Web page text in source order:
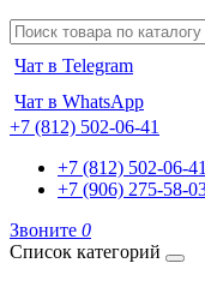
Чат в Telegram
Чат в WhatsApp
+7 (812) 502-06-41
+7 (812) 502-06-41
+7 (906) 275-58-
Звоните 0
Список категорий